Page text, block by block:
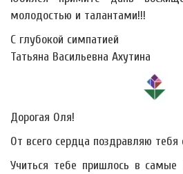
молодостью и талантами!!!
С глубокой симпатией
Татьяна Васильевна Ахутина
Дорогая Оля!
От всего сердца поздравляю
Учиться тебе пришлось в